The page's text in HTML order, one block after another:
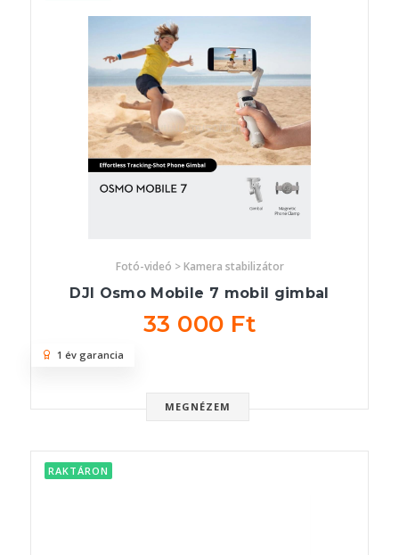
Fotó-videó > Kamera stabilizátor
DJI Osmo Mobile 7 mobil gimbal
33 000 Ft
MEGNÉZEM
1 év garancia
RAKTÁRON